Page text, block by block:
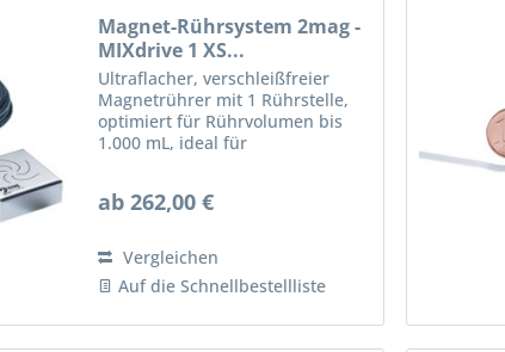
Magnet-Rührsystem 2mag -
MIXdrive 1 XS...
Ultraflacher, verschleißfreier
Magnetrührer mit 1 Rührstelle,
optimiert für Rührvolumen bis
1.000 mL, ideal für
wartungsfreiem 2mag-
Durchmischung...
ab 262,00 €
Vergleichen
Auf die Schnellbestellliste